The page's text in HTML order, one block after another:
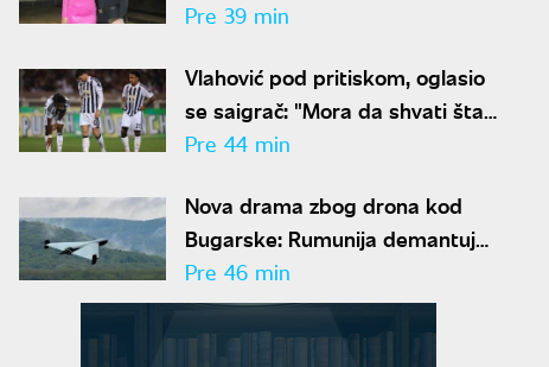
sreće
Pre 39 min
Vlahović pod pritiskom, oglasio
se saigrač: "Mora da shvati šta
želi i da se fokusira"
Pre 44 min
Nova drama zbog drona kod
Bugarske: Rumunija demantuje
da je letelica ušla iz njenog
vazdušnog prostora
Pre 46 min